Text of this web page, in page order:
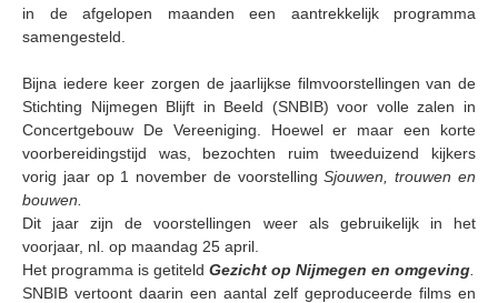
Beeldschriften
Wat zoeken we
Donateurs
Vrijwilligers
Beeldmateriaal
Contact
Contactinformatie
Inschrijfformulier
in de afgelopen maanden een aantrekkelijk programma
samengesteld.
Bijna iedere keer zorgen de jaarlijkse filmvoorstellingen van de
Stichting Nijmegen Blijft in Beeld (SNBIB) voor volle zalen in
Concertgebouw De Vereeniging. Hoewel er maar een korte
voorbereidingstijd was, bezochten ruim tweeduizend kijkers
vorig jaar op 1 november de voorstellingSjouwen, trouwen en
bouwen.
Dit jaar zijn de voorstellingen weer als gebruikelijk in het
voorjaar, nl. op maandag 25 april.
Het programma is getiteld Gezicht op Nijmegen en omgeving
SNBIB vertoont daarin een aantal zelf geproduceerde films en